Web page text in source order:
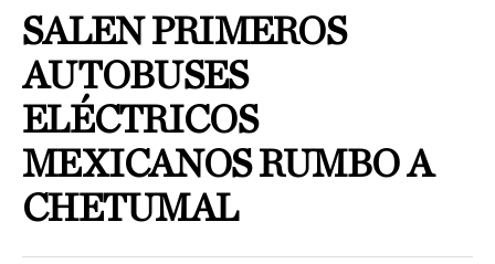
SALEN PRIMEROS
AUTOBUSES
ELÉCTRICOS
MEXICANOS RUMBO A
CHETUMAL